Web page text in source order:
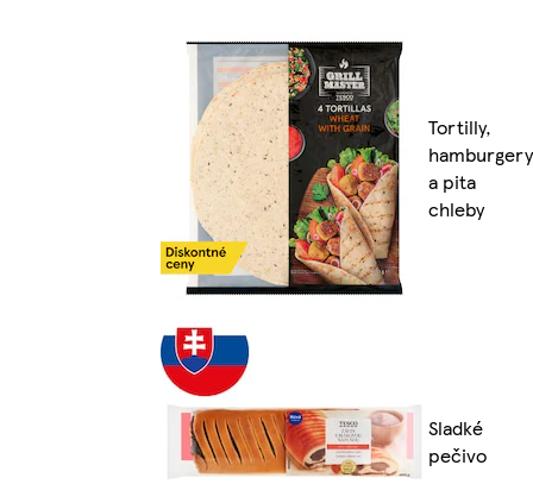
Tortilly,
hamburgery
a pita
chleby
Sladké
pečivo